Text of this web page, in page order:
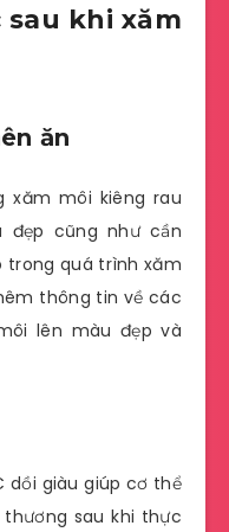
khi xăm
ăn
xăm môi kiêng rau
đẹp cũng như cần
trong quá trình xăm
thông tin về các
lên màu đẹp và
dồi giàu giúp cơ thể
sau khi thực